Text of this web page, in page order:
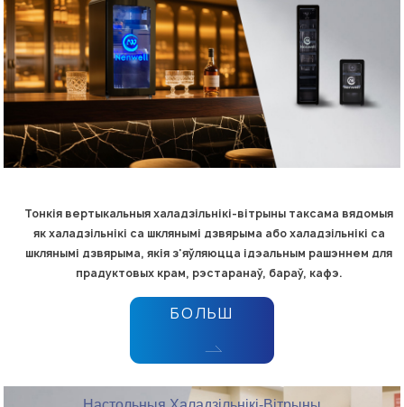
Тонкія вертыкальныя халадзільнікі-вітрыны таксама вядомыя
як халадзільнікі са шклянымі дзвярыма або халадзільнікі са
шклянымі дзвярыма, якія з'яўляюцца ідэальным рашэннем для
прадуктовых крам, рэстаранаў, бараў, кафэ.
БОЛЬШ